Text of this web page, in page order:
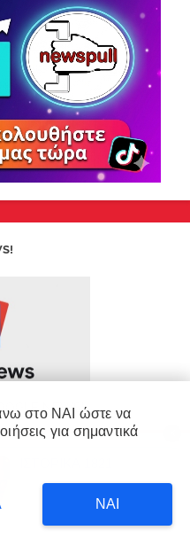
έγιναν στάχτη επι
Μητσοτάκη!
NEWS!
your experience.
στο ΝΑΙ ώστε να
για σημαντικά
ΝΑΙ